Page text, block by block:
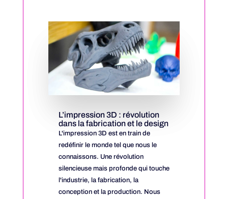
L’impression 3D : révolution
dans la fabrication et le design
L'impression 3D est en train de
redéfinir le monde tel que nous le
connaissons. Une révolution
silencieuse mais profonde qui touche
l'industrie, la fabrication, la
conception et la production. Nous